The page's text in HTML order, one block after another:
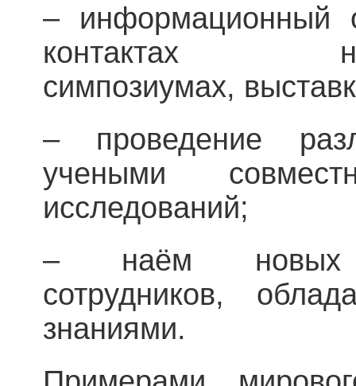
– информационный
контактах
симпозиумах,
– проведение
учеными
исследований;
– наём новых
сотрудников,
знаниями.